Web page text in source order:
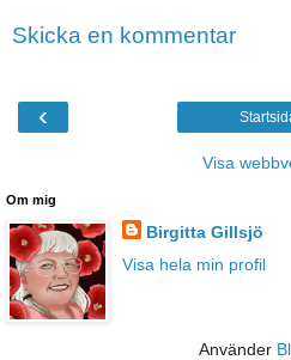
Skicka en kommentar
‹
Visa
Om mig
Birgitta Gillsjö
Visa hela min profil
Använder